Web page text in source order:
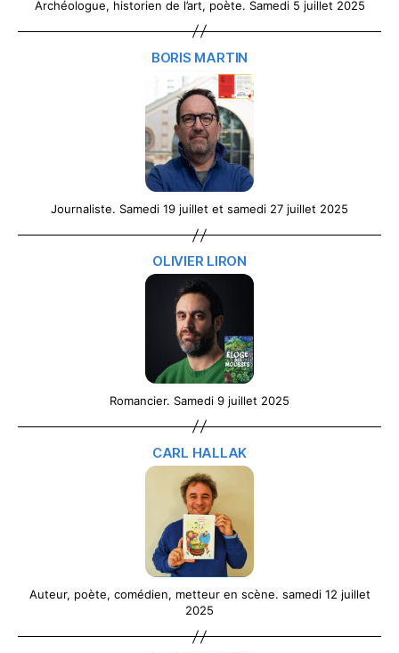
Archéologue, historien de l’art, poète. Samedi 5 juillet 2025
BORIS MARTIN
Journaliste. Samedi 19 juillet et samedi 27 juillet 2025
OLIVIER LIRON
Romancier. Samedi 9 juillet 2025
CARL HALLAK
Auteur, poète, comédien, metteur en scène. samedi 12 juillet
2025